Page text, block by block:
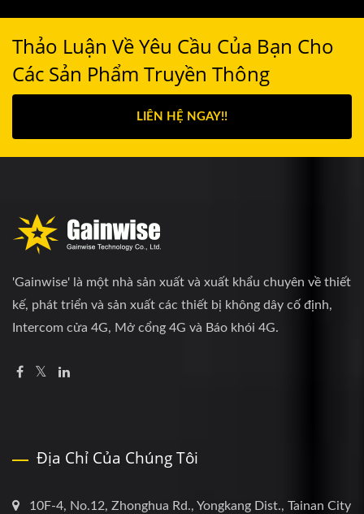
Thảo Luận Về Yêu Cầu Của Bạn Cho
Các Sản Phẩm Truyền Thông
LIÊN HỆ NGAY!!
'Gainwise' là một nhà sản xuất và xuất khẩu chuyên về thiết
kế, phát triển và sản xuất các thiết bị không dây cố định,
Intercom cửa 4G, Mở cổng 4G và Báo khói 4G.
Địa Chỉ Của Chúng Tôi
10F-4, No.12, Zhonghua Rd., Yongkang Dist., Tainan City